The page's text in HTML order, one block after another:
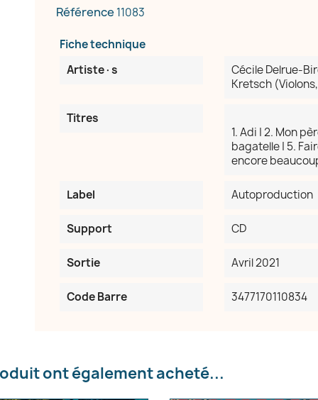
Référence 11083
Fiche technique
Artiste·s
Cécile Delrue-
Kretsch
Titres
1. Adi | 2. Mon
bagatelle | 5.
encore
Label Autoproduction
Support CD
Sortie Avril 2021
Code Barre 3477170110834
ont également acheté...
Annuler Créer une liste d'envies